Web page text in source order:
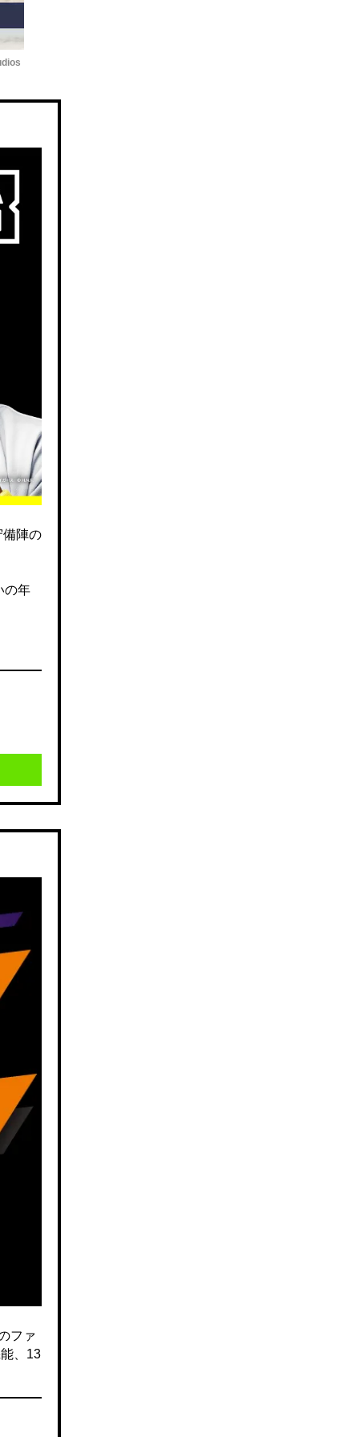
備陣の
の年
ファ
、13